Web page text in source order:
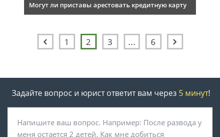
Могут ли приставы арестовать кредитную карту
1 2 3 ... 6
Задайте вопрос и юрист ответит вам через 5 минут!